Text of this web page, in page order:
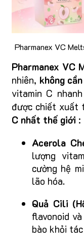
Pharmanex VC
Pharmanex VC
nhiên, không
vitamin C
được chiết xuất
C nhất thế giới :
Acerola
lượng
cường hệ
lão hóa.
Quả Cili
flavonoid
bào khỏi